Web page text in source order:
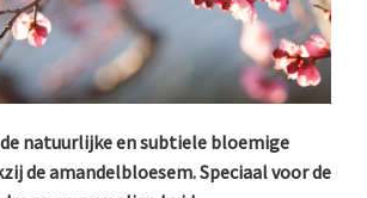
natuurlijke en subtiele bloemige
de amandelbloesem. Speciaal voor de